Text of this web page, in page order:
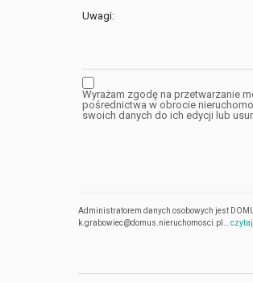
Uwagi:
Wyrażam zgodę na przetwarzanie
pośrednictwa w obrocie
swoich danych do ich edycji lub
Administratorem danych osobowych jest
k.grabowiec@domus.nieruchomosci.pl…